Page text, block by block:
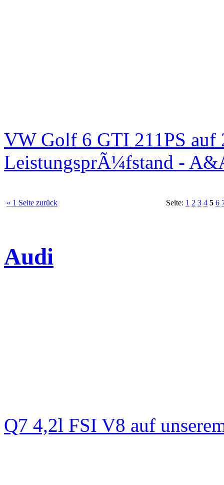
VW Golf 6 GTI 211PS auf
LeistungsprÃ¼fstand -
« 1 Seite zurück Seite: 1 2 3 4 5 6
Audi
Q7 4,2l FSI V8 auf